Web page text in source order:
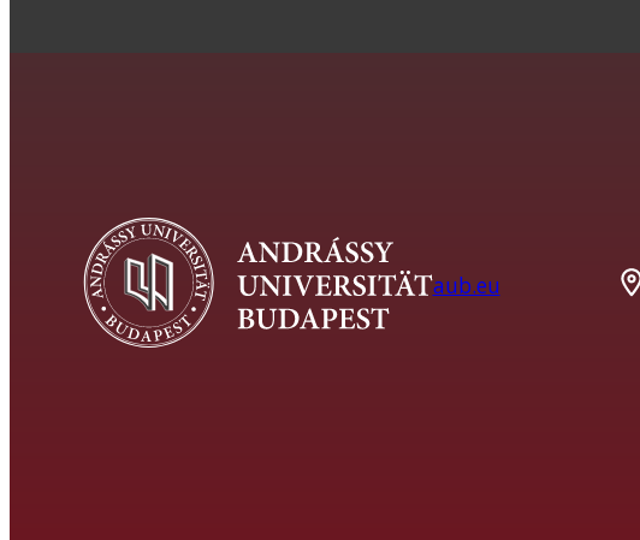
aub.eu